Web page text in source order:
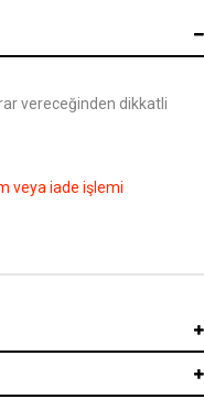
vereceğinden dikkatli
veya iade işlemi